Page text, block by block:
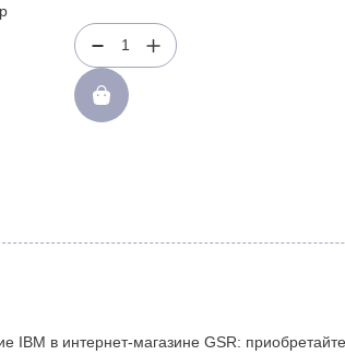
2,5 For
8247 Power7
8202 8205
1
IBM в интернет-магазине GSR: